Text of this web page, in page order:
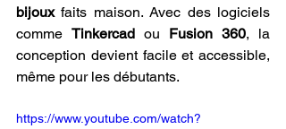
bijoux faits maison. Avec des logiciels
comme Tinkercad ou Fusion 360, la
conception devient facile et accessible,
même pour les débutants.
https://www.youtube.com/watch?